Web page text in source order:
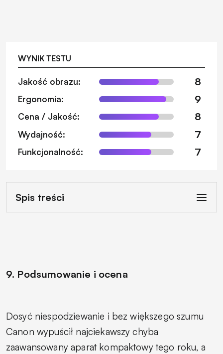
WYNIK TESTU
Jakość obrazu: 8
Ergonomia: 9
Cena / Jakość: 8
Wydajność: 7
Funkcjonalność: 7
Spis treści
9. Podsumowanie i ocena
Dosyć niespodziewanie i bez większego szumu
Canon wypuścił najciekawszy chyba
zaawansowany aparat kompaktowy tego roku, a